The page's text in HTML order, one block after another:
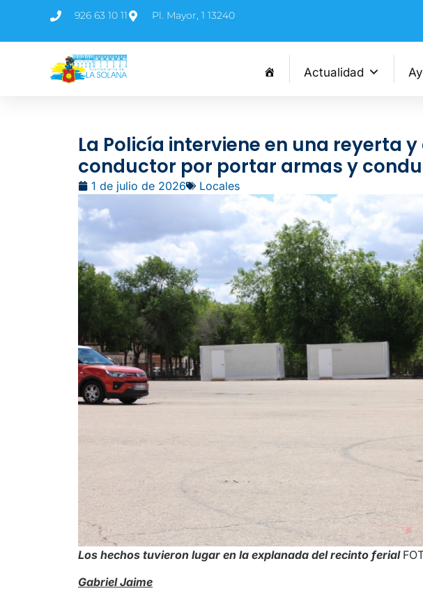
926 63 10 11 Pl. Mayor, 1 13240
Actualidad
La Policía interviene en una reyerta
conductor por portar armas y
1 de julio de 2026 Locales
Los hechos tuvieron lugar en la explanada del recinto ferial
Gabriel Jaime